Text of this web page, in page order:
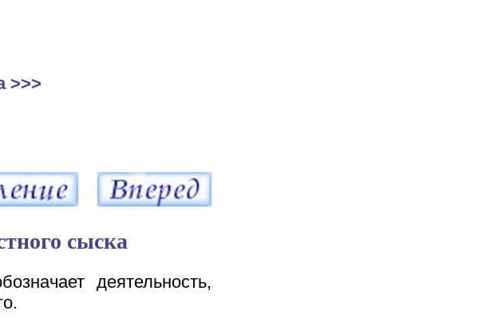
>>>
сыска
деятельность,